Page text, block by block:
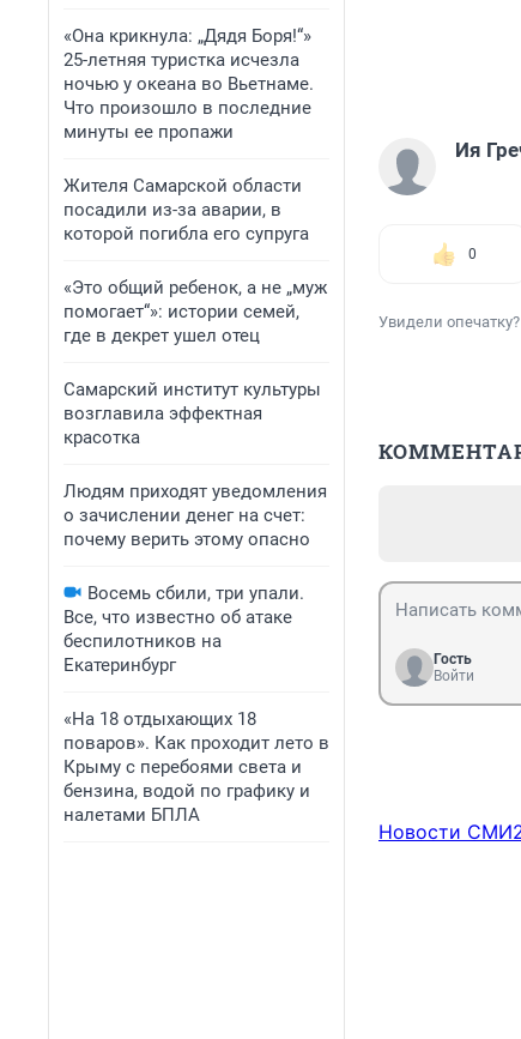
«Она крикнула: „Дядя Боря!“»
25-летняя туристка исчезла
ночью у океана во Вьетнаме.
Что произошло в последние
минуты ее пропажи
Жителя Самарской области
посадили из-за аварии, в
которой погибла его супруга
«Это общий ребенок, а не „муж
помогает“»: истории семей,
где в декрет ушел отец
Самарский институт культуры
возглавила эффектная
красотка
Людям приходят уведомления
о зачислении денег на счет:
почему верить этому опасно
Восемь сбили, три упали.
Все, что известно об атаке
беспилотников на
Екатеринбург
«На 18 отдыхающих 18
поваров». Как проходит лето в
Крыму с перебоями света и
бензина, водой по графику и
налетами БПЛА
Ия
0
Увидели
Гость
Войти
Новости